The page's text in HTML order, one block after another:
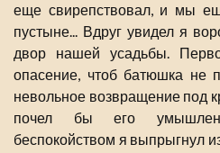
еще свирепствовал, и мы
пустыне... Вдруг увидел я
двор нашей усадьбы.
опасение, чтоб батюшка не
невольное возвращение под
почел бы его
беспокойством я выпрыгнул